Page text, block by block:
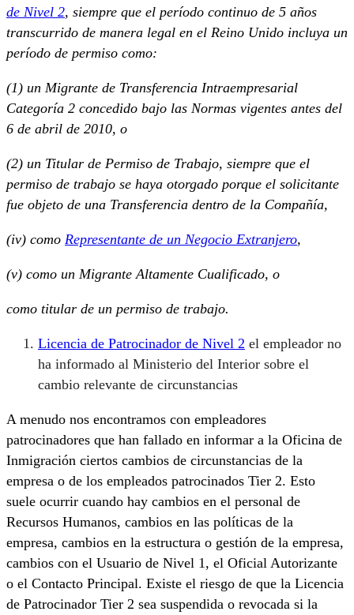
de Nivel 2, siempre que el período continuo de 5 años
transcurrido de manera legal en el Reino Unido incluya un
período de permiso como:
(1) un Migrante de Transferencia Intraempresarial
Categoría 2 concedido bajo las Normas vigentes antes del
6 de abril de 2010, o
(2) un Titular de Permiso de Trabajo, siempre que el
permiso de trabajo se haya otorgado porque el solicitante
fue objeto de una Transferencia dentro de la Compañía,
(iv) como Representante de un Negocio Extranjero,
(v) como un Migrante Altamente Cualificado, o
como titular de un permiso de trabajo.
Licencia de Patrocinador de Nivel 2 el empleador no
ha informado al Ministerio del Interior sobre el
cambio relevante de circunstancias
A menudo nos encontramos con empleadores
patrocinadores que han fallado en informar a la Oficina de
Inmigración ciertos cambios de circunstancias de la
empresa o de los empleados patrocinados Tier 2. Esto
suele ocurrir cuando hay cambios en el personal de
Recursos Humanos, cambios en las políticas de la
empresa, cambios en la estructura o gestión de la empresa,
cambios con el Usuario de Nivel 1, el Oficial Autorizante
o el Contacto Principal. Existe el riesgo de que la Licencia
de Patrocinador Tier 2 sea suspendida o revocada si la